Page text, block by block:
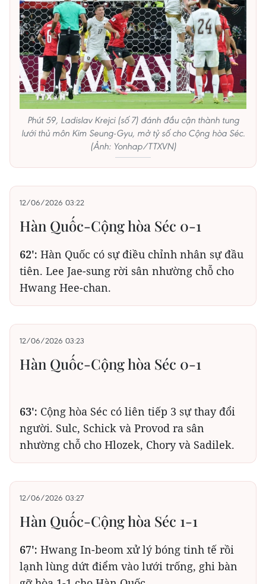
Phút 59, Ladislav Krejci (số 7) đánh đầu cận thành tung
lưới thủ môn Kim Seung-Gyu, mở tỷ số cho Cộng hòa Séc.
(Ảnh: Yonhap/TTXVN)
12/06/2026 03:22
Hàn Quốc-Cộng hòa Séc 0-1
62': Hàn Quốc có sự điều chỉnh nhân sự đầu
tiên. Lee Jae-sung rời sân nhường chỗ cho
Hwang Hee-chan.
12/06/2026 03:23
Hàn Quốc-Cộng hòa Séc 0-1
63': Cộng hòa Séc có liên tiếp 3 sự thay đổi
người. Sulc, Schick và Provod ra sân
nhường chỗ cho Hlozek, Chory và Sadilek.
12/06/2026 03:27
Hàn Quốc-Cộng hòa Séc 1-1
67': Hwang In-beom xử lý bóng tinh tế rồi
lạnh lùng dứt điểm vào lưới trống, ghi bàn